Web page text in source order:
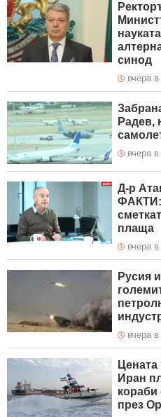
синод
вчера
Радев,
вчера
Д-р
ФАКТИ:
плаща
вчера
Русия
вчера
Иран
през